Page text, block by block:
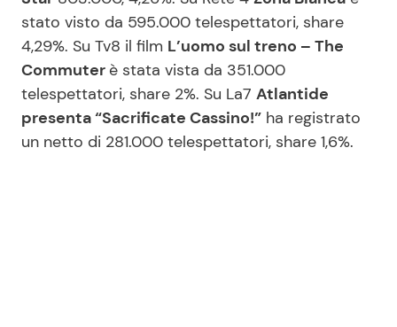
stato visto da 595.000 telespettatori, share
4,29%. Su Tv8 il film L’uomo sul treno – The
Commuter è stata vista da 351.000
telespettatori, share 2%. Su La7 Atlantide
presenta “Sacrificate Cassino!” ha registrato
un netto di 281.000 telespettatori, share 1,6%.